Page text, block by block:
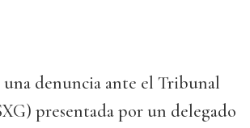
denuncia ante el Tribunal
presentada por un delegado